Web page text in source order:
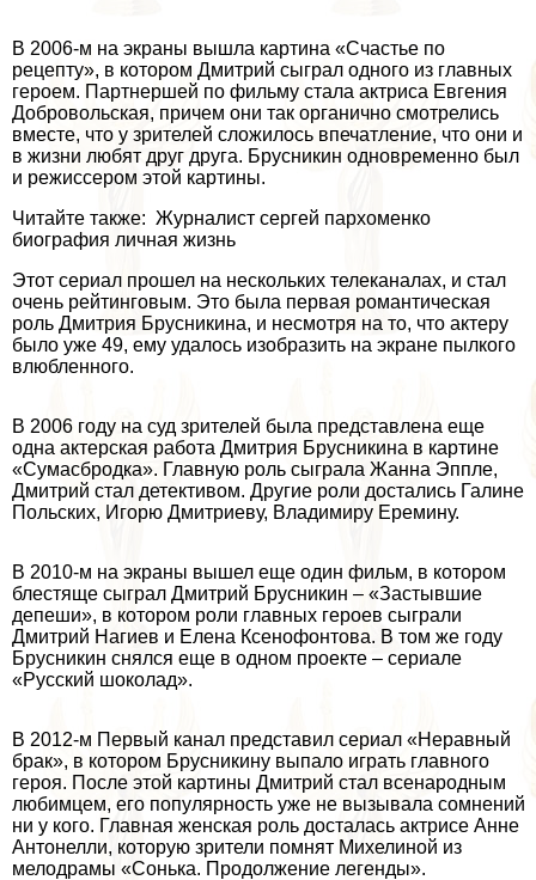
В 2006-м на экраны вышла картина «Счастье по
рецепту», в котором Дмитрий сыграл одного из главных
героем. Партнершей по фильму стала актриса Евгения
Добровольская, причем они так органично смотрелись
вместе, что у зрителей сложилось впечатление, что они и
в жизни любят друг друга. Брусникин одновременно был
и режиссером этой картины.
Читайте также: Журналист сергeй пархоменко
биография личная жизнь
Этот сериал прошел на нескольких телеканалах, и стал
очень рейтинговым. Это была первая романтическая
роль Дмитрия Брусникина, и несмотря на то, что актеру
было уже 49, ему удалось изобразить на экране пылкого
влюбленного.
В 2006 году на суд зрителей была представлена еще
одна актерская работа Дмитрия Брусникина в картине
«Сумасбродка». Главную роль сыграла Жанна Эппле,
Дмитрий стал детективом. Другие роли достались Галине
Польских, Игорю Дмитриеву, Владимиру Еремину.
В 2010-м на экраны вышел еще один фильм, в котором
блестяще сыграл Дмитрий Брусникин – «Застывшие
депеши», в котором роли главных героев сыграли
Дмитрий Нагиев и Елена Ксенофонтова. В том же году
Брусникин снялся еще в одном проекте – сериале
«Русский шоколад».
В 2012-м Первый канал представил сериал «Неравный
бpaк», в котором Брусникину выпало играть главного
героя. После этой картины Дмитрий стал всенародным
любимцем, его популярность уже не вызывала сомнений
ни у кого. Главная женская роль досталась актрисе Анне
Антонелли, которую зрители помнят Михелиной из
мелодрамы «Сонька. Продолжение легенды».